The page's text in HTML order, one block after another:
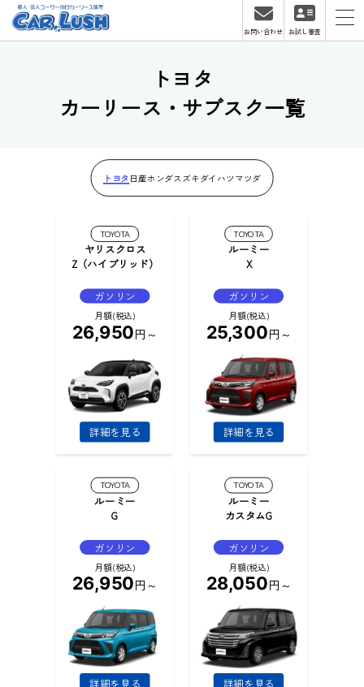
お問い合わせ お試し審査
トヨタ
カーリース・サブスク一覧
トヨタ 日産ホンダスズキダイハツマツダ
TOYOTA
ヤリスクロス
Z（ハイブリッド）
ガソリン
月額(税込)
26,950円～
詳細を見る
TOYOTA
ルーミー
X
ガソリン
月額(税込)
25,300円～
詳細を見る
TOYOTA
ルーミー
G
ガソリン
月額(税込)
26,950円～
詳細を見る
TOYOTA
ルーミー
カスタムG
ガソリン
月額(税込)
28,050円～
詳細を見る